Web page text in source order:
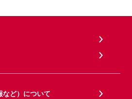
など）について